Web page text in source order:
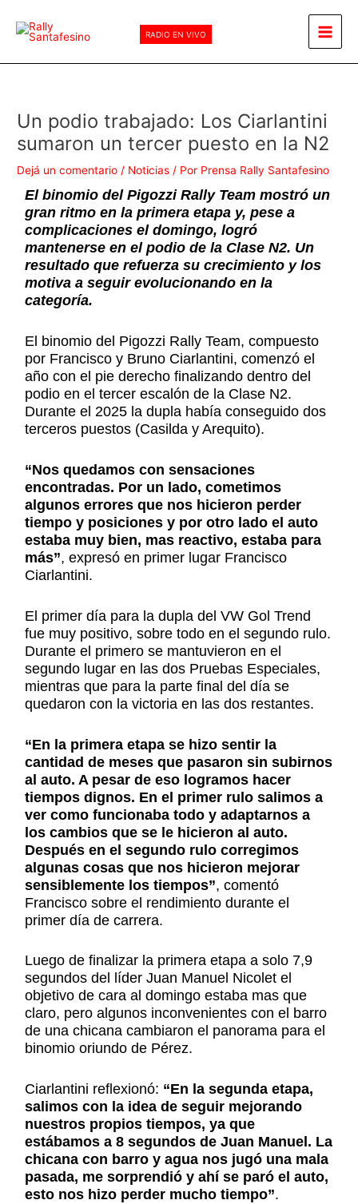
contenido
RADIO EN VIVO
Main
Un podio trabajado: Los Ciarlantini
sumaron un tercer puesto en la N2
Dejá un comentario / Noticias / Por Prensa Rally Santafesino
El binomio del Pigozzi Rally Team mostró un
gran ritmo en la primera etapa y, pese a
complicaciones el domingo, logró
mantenerse en el podio de la Clase N2. Un
resultado que refuerza su crecimiento y los
motiva a seguir evolucionando en la
categoría.
El binomio del Pigozzi Rally Team, compuesto
por Francisco y Bruno Ciarlantini, comenzó el
año con el pie derecho finalizando dentro del
podio en el tercer escalón de la Clase N2.
Durante el 2025 la dupla había conseguido dos
terceros puestos (Casilda y Arequito).
“Nos quedamos con sensaciones
encontradas. Por un lado, cometimos
algunos errores que nos hicieron perder
tiempo y posiciones y por otro lado el auto
estaba muy bien, mas reactivo, estaba para
más”, expresó en primer lugar Francisco
Ciarlantini.
El primer día para la dupla del VW Gol Trend
fue muy positivo, sobre todo en el segundo rulo.
Durante el primero se mantuvieron en el
segundo lugar en las dos Pruebas Especiales,
mientras que para la parte final del día se
quedaron con la victoria en las dos restantes.
“En la primera etapa se hizo sentir la
cantidad de meses que pasaron sin subirnos
al auto. A pesar de eso logramos hacer
tiempos dignos. En el primer rulo salimos a
ver como funcionaba todo y adaptarnos a
los cambios que se le hicieron al auto.
Después en el segundo rulo corregimos
algunas cosas que nos hicieron mejorar
sensiblemente los tiempos”, comentó
Francisco sobre el rendimiento durante el
primer día de carrera.
Luego de finalizar la primera etapa a solo 7,9
segundos del líder Juan Manuel Nicolet el
objetivo de cara al domingo estaba mas que
claro, pero algunos inconvenientes con el barro
de una chicana cambiaron el panorama para el
binomio oriundo de Pérez.
Ciarlantini reflexionó: “En la segunda etapa,
salimos con la idea de seguir mejorando
nuestros propios tiempos, ya que
estábamos a 8 segundos de Juan Manuel. La
chicana con barro y agua nos jugó una mala
pasada, me sorprendió y ahí se paró el auto,
esto nos hizo perder mucho tiempo”.